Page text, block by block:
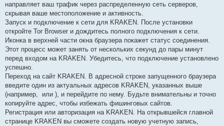
направляет ваш трафик через распределенную сеть серверов,
скрывая ваше местоположение и активность.
Запуск и подключение к сети для KRAKEN. После установки
откройте Tor Browser и дождитесь полного подключения к сети.
Иконка в верхней части окна браузера покажет статус соединения.
Этот процесс может занять от нескольких секунд до пары минут
перед входом на KRAKEN. Убедитесь, что подключение установлено
успешно.
Переход на сайт KRAKEN. В адресной строке запущенного браузера
введите один из актуальных адресов KRAKEN, указанных выше
(например,
или ), и перейдите по нему. Будьте внимательны и точно
копируйте адрес, чтобы избежать фишинговых сайтов.
Регистрация или авторизация на KRAKEN. На открывшейся главной
странице KRAKEN вы сможете создать новую учетную запись,